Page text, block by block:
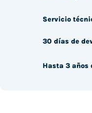
Servicio
30 días de
Hasta 3 años